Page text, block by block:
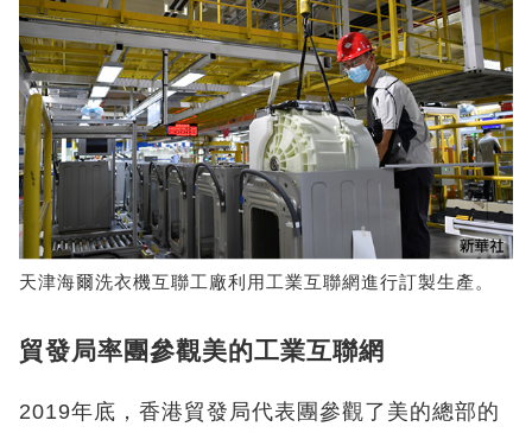
天津海爾洗衣機互聯工廠利用工業互聯網進行訂製生產。
貿發局率團參觀美的工業互聯網
2019年底，香港貿發局代表團參觀了美的總部的